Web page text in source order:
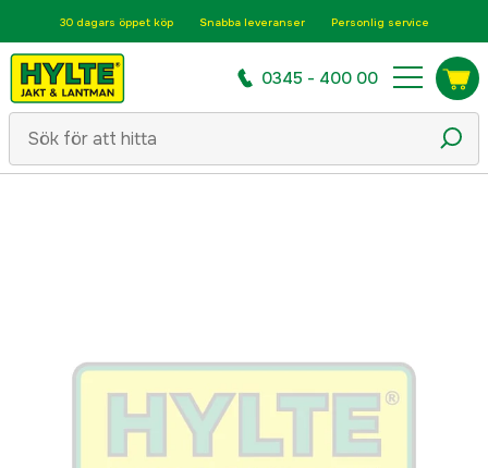
30 dagars öppet köp Snabba leveranser Personlig service
0345 - 400 00